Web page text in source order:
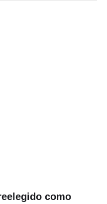
como
Parlamento en